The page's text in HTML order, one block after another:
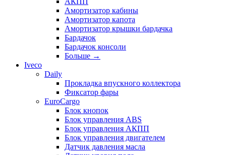
Амортизатор кабины
Амортизатор капота
Амортизатор крышки бардачка
Бардачок
Бардачок консоли
Больше →
Iveco
Daily
Прокладка впускного коллектора
Фиксатор фары
EuroCargo
Блок кнопок
Блок управления ABS
Блок управления АКПП
Блок управления двигателем
Датчик давления масла